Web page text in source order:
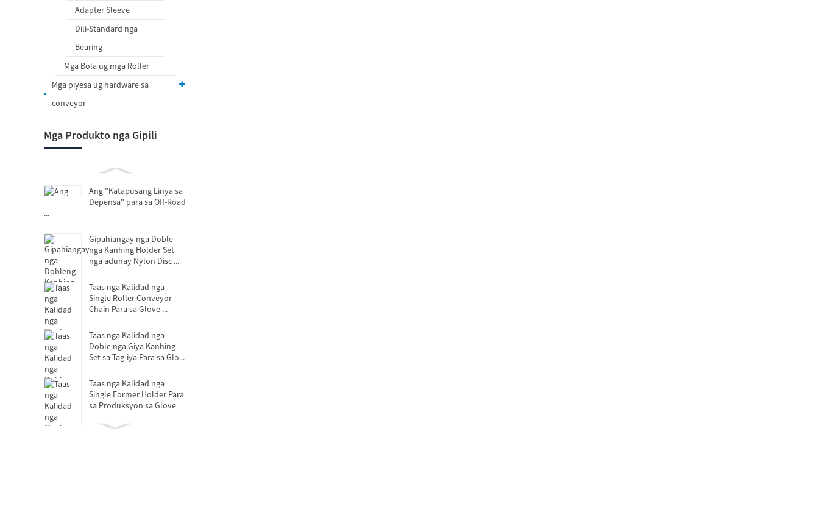
Adapter Sleeve
Dili-Standard nga
Bearing
Mga Bola ug mga Roller
Mga piyesa ug hardware sa
conveyor
Mga Produkto nga Gipili
Ang "Katapusang Linya sa
Depensa" para sa Off-Road
...
Gipahiangay nga Doble
nga Kanhing Holder Set
nga adunay Nylon Disc ...
Taas nga Kalidad nga
Single Roller Conveyor
Chain Para sa Glove ...
Taas nga Kalidad nga
Doble nga Giya Kanhing
Set sa Tag-iya Para sa Glo...
Taas nga Kalidad nga
Single Former Holder Para
sa Produksyon sa Glove
Bearing sa Pagpagawas sa